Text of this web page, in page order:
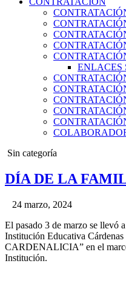
ENLACES
Posted
Sin categoría
DÍA DE LA
24 marzo, 2024
El pasado 3 de marzo se llevó
Institución Educativa
CARDENALICIA” en el
Institución.